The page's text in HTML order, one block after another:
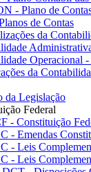
- Plano de
de Contas
da
Operacional
da
da Legislação
Federal
- Constituição
- Emendas
- Leis
- Leis